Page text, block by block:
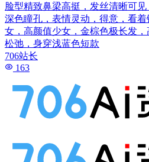
脸型精致鼻梁高挺，发丝清晰可见
深色瞳孔，表情灵动，得意，看
女，高颜值少女，金棕色极长发
松弛，身穿浅蓝色短款
706站长
163